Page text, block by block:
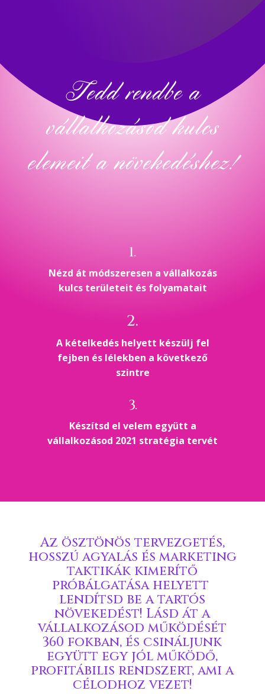
Tedd rendbe a
vállalkozásod kulcs
elemeit a növekedéshez!
1.
Nézd át módszeresen a vállalkozás
kulcs területeit és folyamatait
2.
A kételkedés helyett készülj fel
fejben és lélekben a következő
szintre
3.
Készítsd el velem együtt a
vállalkozásod 2021 stratégia tervét
Az ösztönös tervezgetés,
hosszú agyalás és marketing
taktikák kimerítő
próbálgatása helyett
lendítsd be a tartós
növekedést! Lásd át a
vállalkozásod működését
360 fokban, és csináljunk
együtt egy jól működő,
profitábilis rendszert, ami a
célodhoz vezet!